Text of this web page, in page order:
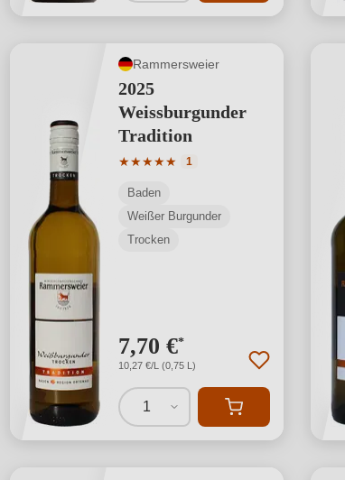
Rammersweier
2025
Weissburgunder
Tradition
★★★★★
Durchschnittliche Bewertung von 5
1
Baden
Weißer Burgunder
Trocken
7,70 €*
10,27 €/L (0,75 L)
1